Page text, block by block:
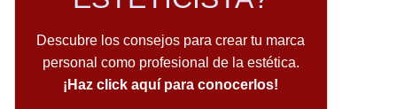
Descubre los consejos para crear tu marca
personal como profesional de la estética.
¡Haz click aquí para conocerlos!